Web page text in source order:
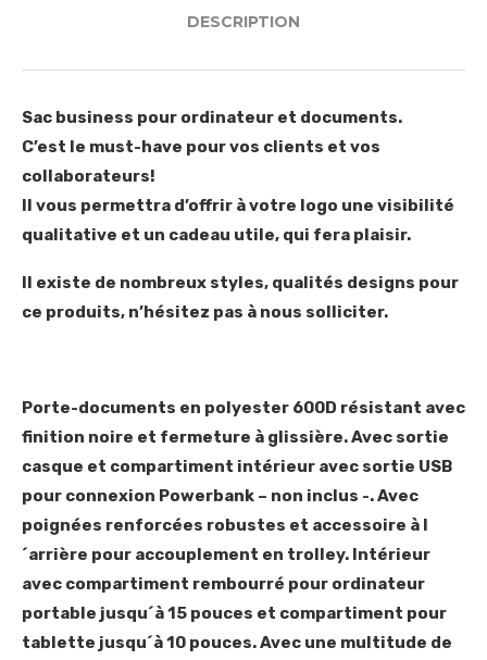
DESCRIPTION
Sac business pour ordinateur et documents.
C’est le must-have pour vos clients et vos
collaborateurs!
Il vous permettra d’offrir à votre logo une visibilité
qualitative et un cadeau utile, qui fera plaisir.
Il existe de nombreux styles, qualités designs pour
ce produits, n’hésitez pas à nous solliciter.
Porte-documents en polyester 600D résistant avec
finition noire et fermeture à glissière. Avec sortie
casque et compartiment intérieur avec sortie USB
pour connexion Powerbank – non inclus -. Avec
poignées renforcées robustes et accessoire à l
´arrière pour accouplement en trolley. Intérieur
avec compartiment rembourré pour ordinateur
portable jusqu´à 15 pouces et compartiment pour
tablette jusqu´à 10 pouces. Avec une multitude de